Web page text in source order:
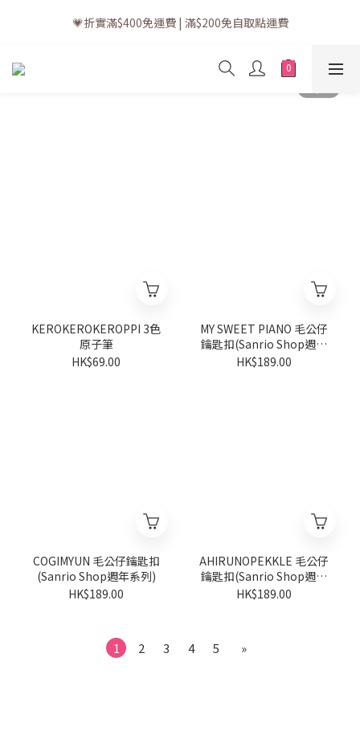
💗訂單一般送貨時間為3至5個工作天 (星期六、日及公眾假期並非
工作天)
💗折實滿$400免運費 | 滿$200免自取點運費
💗立即下載全新會員APP享有專屬會員禮遇
KEROKEROKEROPPI 3色
原子筆
HK$69.00
MY SWEET PIANO 毛公仔
鑰匙扣(Sanrio Shop週年
系列)
HK$189.00
COGIMYUN 毛公仔鑰匙扣
(Sanrio Shop週年系列)
HK$189.00
AHIRUNOPEKKLE 毛公仔
鑰匙扣(Sanrio Shop週年
系列)
HK$189.00
1 2 3 4 5 »